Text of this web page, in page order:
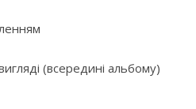
(всередині альбому)